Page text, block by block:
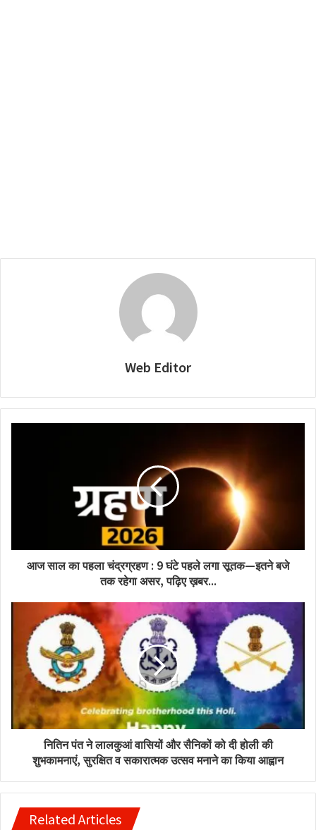
Web Editor
आज साल का पहला चंद्रग्रहण : 9 घंटे पहले लगा सूतक—इतने बजे
तक रहेगा असर, पढ़िए ख़बर...
नितिन पंत ने लालकुआं वासियों और सैनिकों को दी होली की
शुभकामनाएं, सुरक्षित व सकारात्मक उत्सव मनाने का किया आह्वान
Related Articles